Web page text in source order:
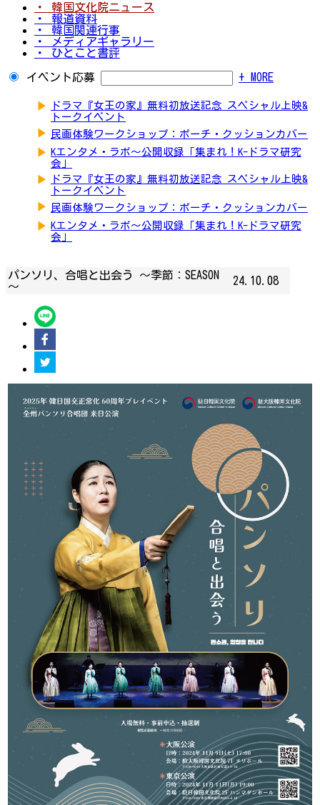
・ 韓国文化院ニュース
・ 報道資料
・ 韓国関連行事
・ メディアギャラリー
・ ひとこと書評
イベント応募 + MORE
▶
ドラマ『女王の家』無料初放送記念 スペシャル上映&
トークイベント
▶ 民画体験ワークショップ：ポーチ・クッションカバー
▶ Kエンタメ・ラボ～公開収録「集まれ！K-ドラマ研究
会」
▶
ドラマ『女王の家』無料初放送記念 スペシャル上映&
トークイベント
▶ 民画体験ワークショップ：ポーチ・クッションカバー
▶ Kエンタメ・ラボ～公開収録「集まれ！K-ドラマ研究
会」
パンソリ、合唱と出会う ～季節：SEASON
～
24.10.08